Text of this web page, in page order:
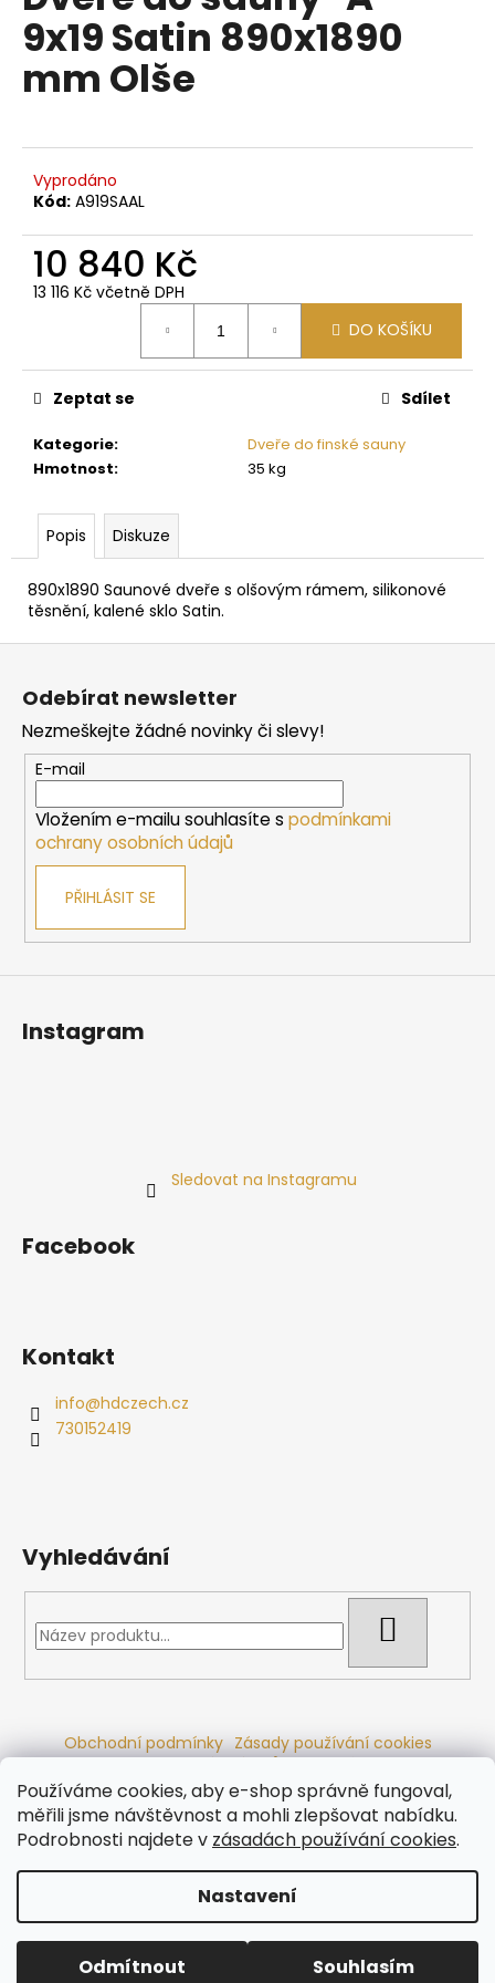
Používáme cookies, aby e-shop správně fungoval,
měřili jsme návštěvnost a mohli zlepšovat nabídku.
Podrobnosti najdete v zásadách používání cookies.
Nastavení
Odmítnout Souhlasím
0,0
z
5
hvězdiček.
9x19 Satin 890x1890
mm Olše
Vyprodáno
Kód: A919SAAL
10 840 Kč
13 116 Kč včetně DPH
DO KOŠÍKU
Kategorie:
Dveře do finské sauny
Hmotnost: 35 kg
Zeptat se Sdílet
Popis Diskuze
890x1890 Saunové dveře s olšovým rámem, silikonové
těsnění, kalené sklo Satin.
a
j
í
?
o
p
u
m
e
SAUNOVÁ
KAMNA
NA
DŘEVO
HARVIA
LEGEND
34
958
Kč
Z
Odebírat newsletter
Nezmeškejte žádné novinky či slevy!
E-mail
Vložením e-mailu souhlasíte s podmínkami
ochrany osobních údajů
PŘIHLÁSIT SE
Instagram
Sledovat na Instagramu
Facebook
Kontakt
info@hdczech.cz
730152419
Vyhledávání
Obchodní podmínky Zásady používání cookies
Ochrana osobních údajů Dřevěné sauny
Odstoupení od smlouvy Reklamační řád Kontakty
Koupací sudy
Radiátory
Copyright 2026Ráj saun. Všechna práva vyhrazena.
Upravit nastavení cookies